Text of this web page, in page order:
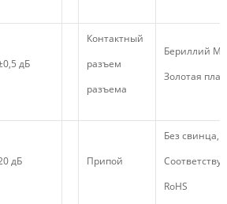
дБ
Контактный
разъем
разъема
Бериллий
Золотая
дБ Припой
Без свинца,
RoHS